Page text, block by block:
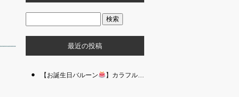
最近の投稿
【お誕生日バルーン 】カラフルで存在感たっぷりのバルーンタワー｜松江 i Balloo n